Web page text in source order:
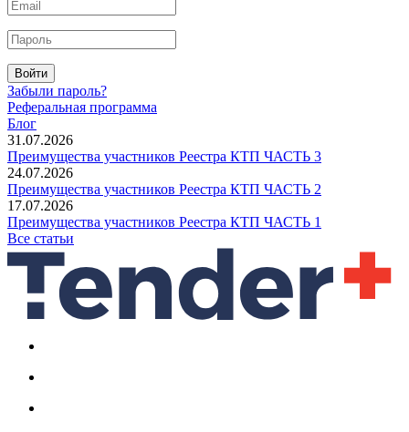
Войти
Забыли пароль?
Реферальная программа
Блог
31.07.2026
Преимущества участников Реестра КТП ЧАСТЬ 3
24.07.2026
Преимущества участников Реестра КТП ЧАСТЬ 2
17.07.2026
Преимущества участников Реестра КТП ЧАСТЬ 1
Все статьи